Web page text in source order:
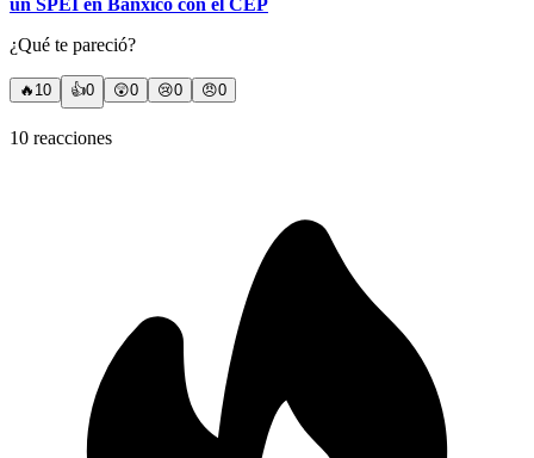
un SPEI en Banxico con el CEP
¿Qué te pareció?
🔥 10 👍0 😲0 😢0 😠0
10 reacciones